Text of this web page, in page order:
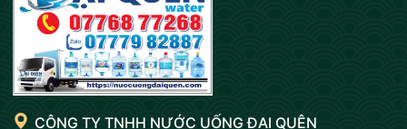
CÔNG TY TNHH NƯỚC UỐNG ĐẠI QUÊN